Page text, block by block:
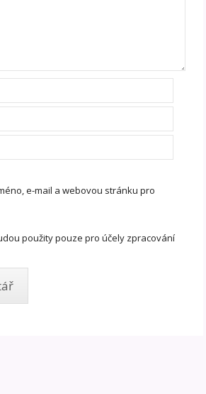
e-mail a webovou stránku pro
použity pouze pro účely zpracování